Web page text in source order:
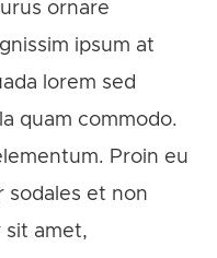
ornare
ipsum at
lorem sed
quam commodo.
Proin eu
sodales et non
sit amet,